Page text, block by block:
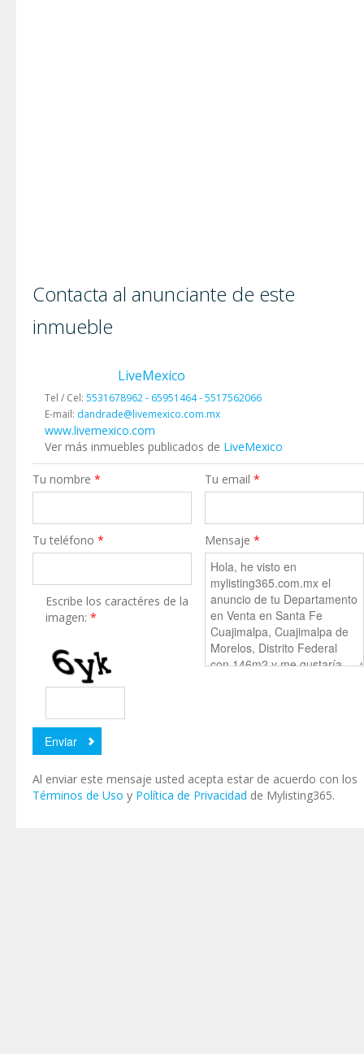
Contacta al anunciante de este
inmueble
LiveMexico
Tel / Cel: 5531678962 - 65951464 - 5517562066
E-mail: dandrade@livemexico.com.mx
www.livemexico.com
Ver más inmuebles publicados de LiveMexico
Tu nombre * Tu email*
Tu teléfono * Mensaje*
Escribe los caractéres de la
imagen:*
Al enviar este mensaje usted acepta estar de acuerdo con los
Términos de Uso y Política de Privacidad de Mylisting365.